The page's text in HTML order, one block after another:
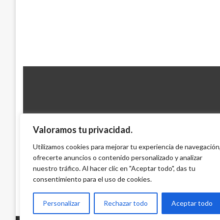
Valoramos tu privacidad.
Utilizamos cookies para mejorar tu experiencia de navegación,
ofrecerte anuncios o contenido personalizado y analizar
nuestro tráfico. Al hacer clic en "Aceptar todo", das tu
consentimiento para el uso de cookies.
Personalizar Rechazar todo Aceptar todo
Francois Hollande, a 24 horas del poder
Iván Briceño lunes mayo 14, 2012